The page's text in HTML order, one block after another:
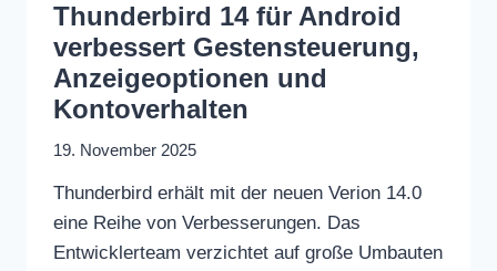
Thunderbird 14 für Android
verbessert Gestensteuerung,
Anzeigeoptionen und
Kontoverhalten
19. November 2025
Thunderbird erhält mit der neuen Verion 14.0
eine Reihe von Verbesserungen. Das
Entwicklerteam verzichtet auf große Umbauten